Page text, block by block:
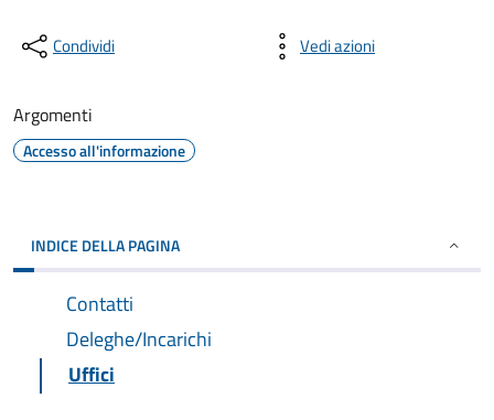
Condividi Vedi azioni
Argomenti
Accesso all'informazione
INDICE DELLA PAGINA
Contatti
Deleghe/Incarichi
Uffici